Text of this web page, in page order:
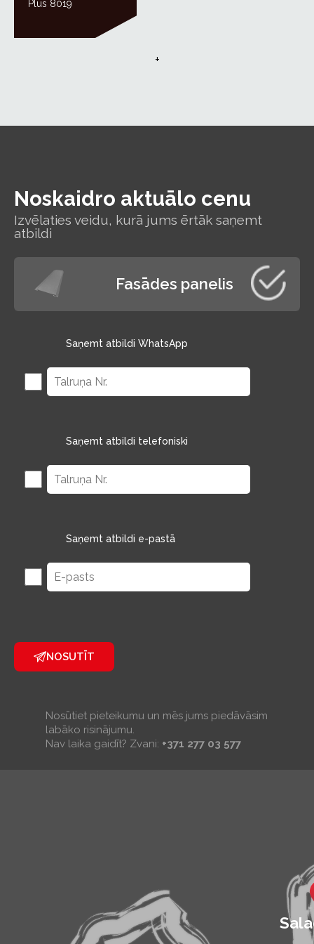
Plus 8019
+
Noskaidro aktuālo cenu
Izvēlaties veidu, kurā jums ērtāk saņemt
atbildi
Fasādes panelis
Saņemt atbildi WhatsApp
Saņemt atbildi telefoniski
Saņemt atbildi e-pastā
NOSUTĪT
Nosūtiet pieteikumu un mēs jums piedāvāsim
labāko risinājumu.
Nav laika gaidīt? Zvani: +371 277 03 577